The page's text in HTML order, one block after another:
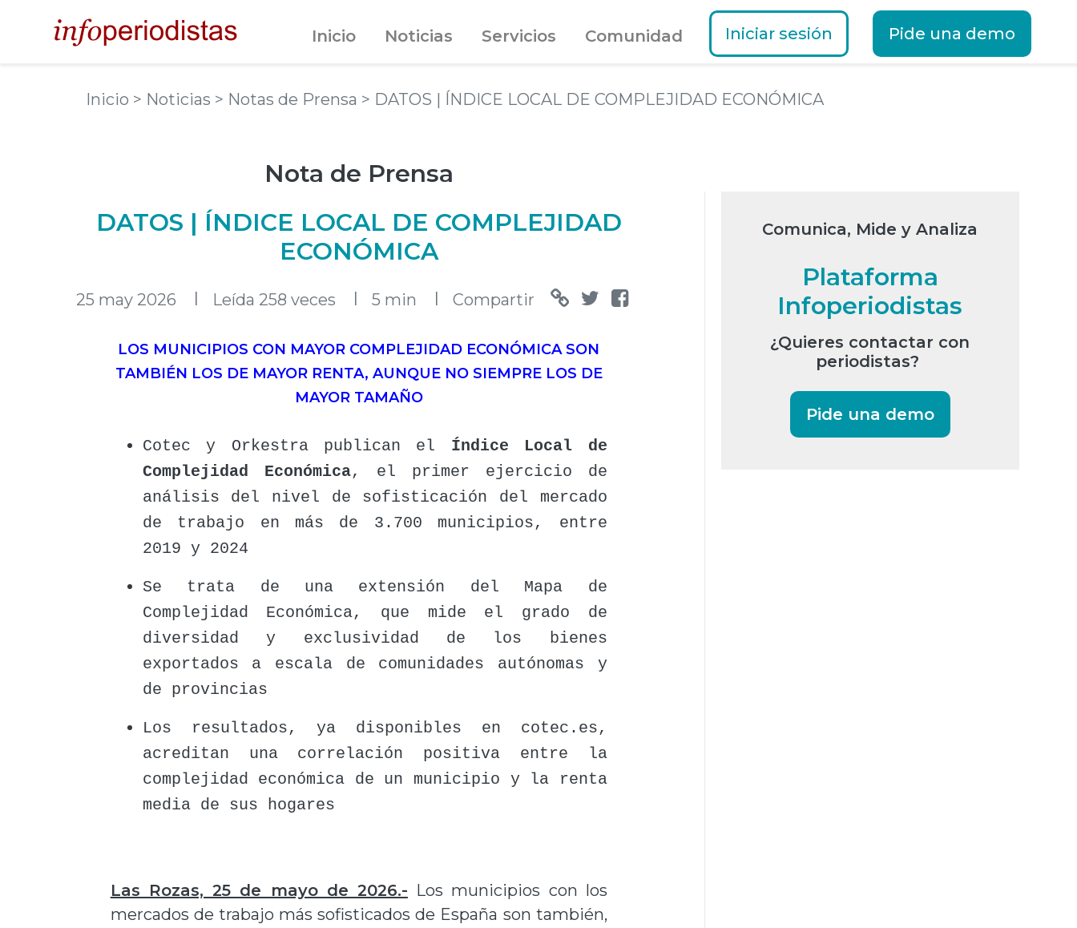
Inicio Noticias Servicios Comunidad Iniciar sesión Pide una demo
Inicio > Noticias > Notas de Prensa > DATOS | ÍNDICE LOCAL DE COMPLEJIDAD ECONÓMICA
Nota de Prensa
DATOS | ÍNDICE LOCAL DE COMPLEJIDAD
ECONÓMICA
25 may 2026 Leída 258 veces 5 min Compartir
LOS MUNICIPIOS CON MAYOR COMPLEJIDAD ECONÓMICA SON
TAMBIÉN LOS DE MAYOR RENTA, AUNQUE NO SIEMPRE LOS DE
MAYOR TAMAÑO
Cotec y Orkestra publican el Índice Local de
Complejidad Económica, el primer ejercicio de
análisis del nivel de sofisticación del mercado
de trabajo en más de 3.700 municipios, entre
2019 y 2024
Se trata de una extensión del Mapa de
Complejidad Económica, que mide el grado de
diversidad y exclusividad de los bienes
exportados a escala de comunidades autónomas y
de provincias
Los resultados, ya disponibles en cotec.es,
acreditan una correlación positiva entre la
complejidad económica de un municipio y la renta
media de sus hogares
Las Rozas, 25 de mayo de 2026.- Los municipios con los
mercados de trabajo más sofisticados de España son también,
Comunica, Mide y Analiza
Plataforma
Infoperiodistas
¿Quieres contactar con
periodistas?
Pide una demo